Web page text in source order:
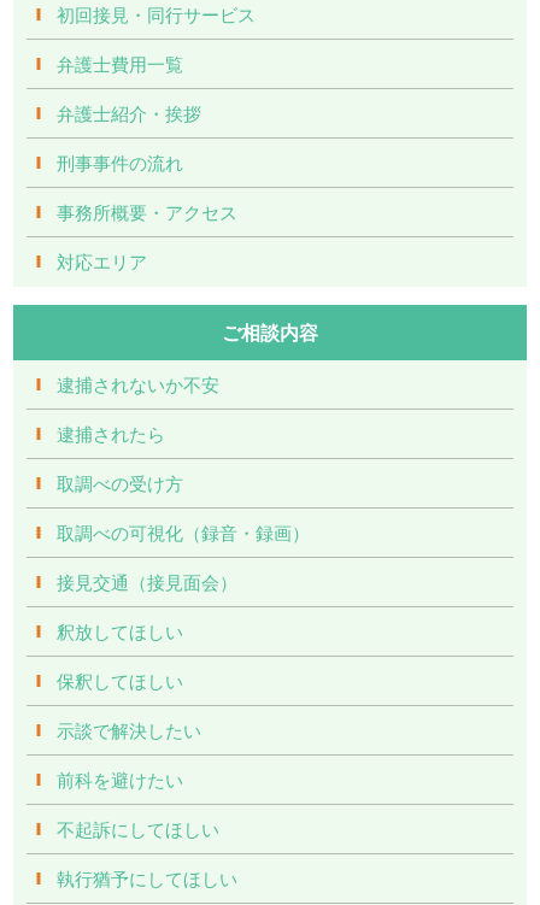
初回接見・同行サービス
弁護士費用一覧
弁護士紹介・挨拶
刑事事件の流れ
事務所概要・アクセス
対応エリア
ご相談内容
逮捕されないか不安
逮捕されたら
取調べの受け方
取調べの可視化（録音・録画）
接見交通（接見面会）
釈放してほしい
保釈してほしい
示談で解決したい
前科を避けたい
不起訴にしてほしい
執行猶予にしてほしい